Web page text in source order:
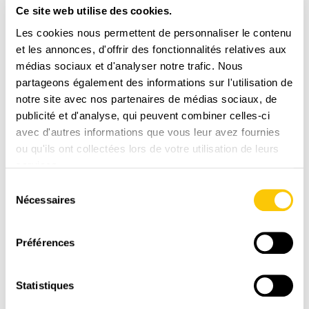
Ce site web utilise des cookies.
Les cookies nous permettent de personnaliser le contenu
et les annonces, d'offrir des fonctionnalités relatives aux
médias sociaux et d'analyser notre trafic. Nous
partageons également des informations sur l'utilisation de
notre site avec nos partenaires de médias sociaux, de
publicité et d'analyse, qui peuvent combiner celles-ci
avec d'autres informations que vous leur avez fournies
ou qu'ils ont collectées lors de votre utilisation de leurs
Nécessaires
Préférences
Statistiques
LIVRAISON
RAPIDE
1-3 jours ouvrables avec La Poste CH
Paiement en toute sénérité sur une plate-forme